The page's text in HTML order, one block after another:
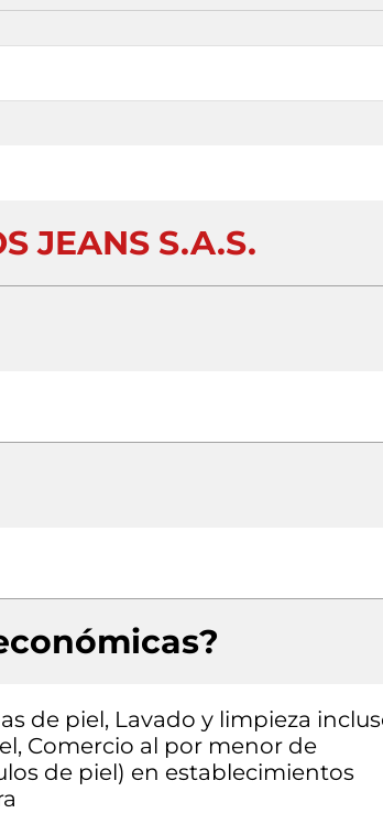
JEANS S.A.S.
de piel, Lavado y limpieza
Comercio al por menor de
de piel) en establecimientos